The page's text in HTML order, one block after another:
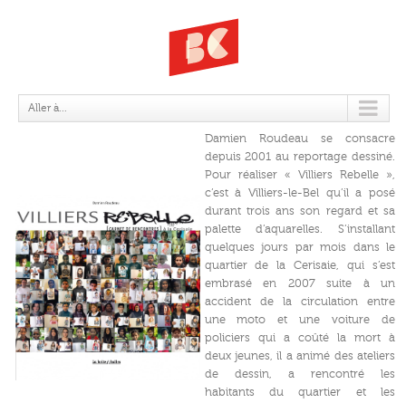
Aller à...
VILLIERS REBELLE
Damien Roudeau se consacre
depuis 2001 au reportage dessiné.
Pour réaliser « Villiers Rebelle »,
c’est à Villiers-le-Bel qu’il a posé
durant trois ans son regard et sa
palette d’aquarelles. S’installant
quelques jours par mois dans le
quartier de la Cerisaie, qui s’est
embrasé en 2007 suite à un
accident de la circulation entre
une moto et une voiture de
policiers qui a coûté la mort à
deux jeunes, il a animé des ateliers
de dessin, a rencontré les
habitants du quartier et les